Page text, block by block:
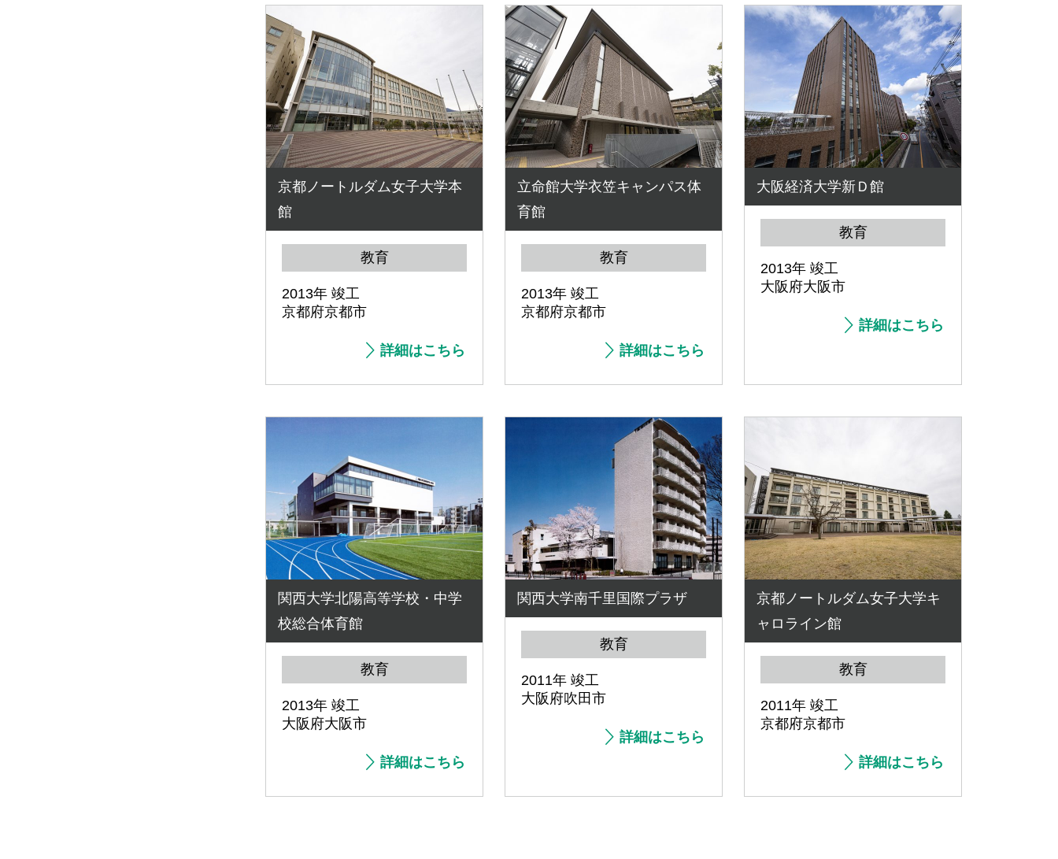
京都ノートルダム女子大学本
館
教育
2013年 竣工
京都府京都市
詳細はこちら
立命館大学衣笠キャンパス体
育館
教育
2013年 竣工
京都府京都市
詳細はこちら
大阪経済大学新Ｄ館
教育
2013年 竣工
大阪府大阪市
詳細はこちら
関西大学北陽高等学校・中学
校総合体育館
教育
2013年 竣工
大阪府大阪市
詳細はこちら
関西大学南千里国際プラザ
教育
2011年 竣工
大阪府吹田市
詳細はこちら
京都ノートルダム女子大学キ
ャロライン館
教育
2011年 竣工
京都府京都市
詳細はこちら